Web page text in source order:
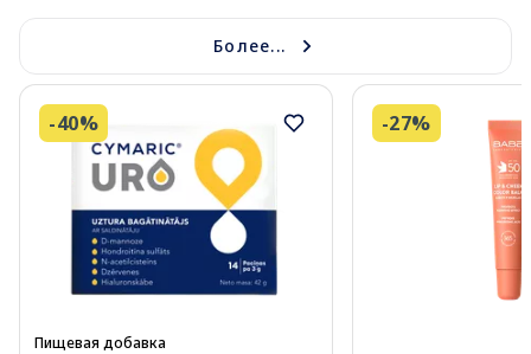
Более...
-40%
Пищевая добавка
-27%